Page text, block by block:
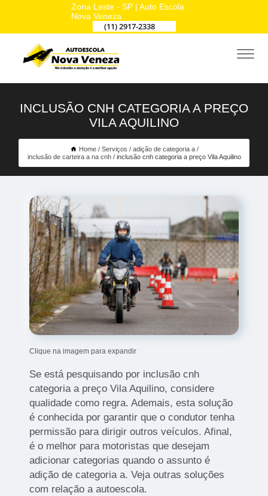
Zona Leste - SP | Auto Escola
Nova Veneza
(11) 2917-2338
INCLUSÃO CNH CATEGORIA A PREÇO
VILA AQUILINO
Home Serviços
adição de categoria a
inclusão de carteira a na cnh
inclusão cnh categoria a preço Vila Aquilino
Clique na imagem para expandir
Se está pesquisando por inclusão cnh
categoria a preço Vila Aquilino, considere
qualidade como regra. Ademais, esta solução
é conhecida por garantir que o condutor tenha
permissão para dirigir outros veículos. Afinal,
é o melhor para motoristas que desejam
adicionar categorias quando o assunto é
adição de categoria a. Veja outras soluções
com relação a autoescola.